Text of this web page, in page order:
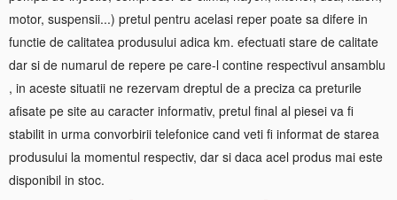
motor, suspensii...) pretul pentru acelasi reper poate sa difere in
functie de calitatea produsului adica km. efectuati stare de calitate
dar si de numarul de repere pe care-l contine respectivul ansamblu
, in aceste situatii ne rezervam dreptul de a preciza ca preturile
afisate pe site au caracter informativ, pretul final al piesei va fi
stabilit in urma convorbirii telefonice cand veti fi informat de starea
produsului la momentul respectiv, dar si daca acel produs mai este
disponibil in stoc.